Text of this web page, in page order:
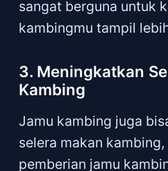
sangat berguna untuk
kambingmu tampil
3. Meningkatkan
Kambing
Jamu kambing juga
selera makan kambing,
pemberian jamu